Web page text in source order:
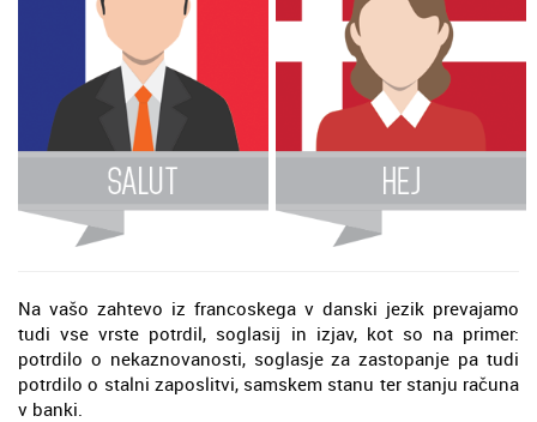
Na vašo zahtevo iz francoskega v danski jezik prevajamo
tudi vse vrste potrdil, soglasij in izjav, kot so na primer:
potrdilo o nekaznovanosti, soglasje za zastopanje pa tudi
potrdilo o stalni zaposlitvi, samskem stanu ter stanju računa
v banki.